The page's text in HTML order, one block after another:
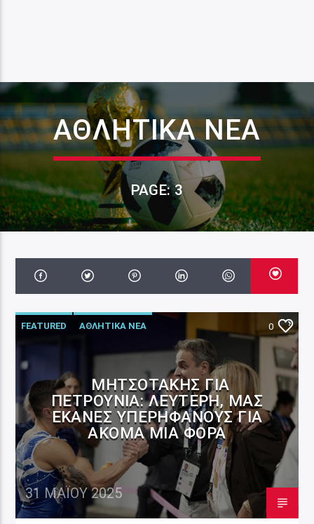
ΑΘΛΗΤΙΚΑ ΝΕΑ
PAGE: 3
FEATURED ΑΘΛΗΤΙΚΑ ΝΕΑ 0
ΜΗΤΣΟΤΆΚΗΣ ΓΙΑ
ΠΕΤΡΟΎΝΙΑ: ΛΕΥΤΈΡΗ, ΜΑΣ
ΈΚΑΝΕΣ ΥΠΕΡΉΦΑΝΟΥΣ ΓΙΑ
ΑΚΌΜΑ ΜΙΑ ΦΟΡΆ
31 ΜΑΪ́ΟΥ 2025